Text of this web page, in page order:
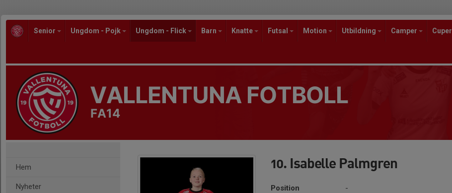
Senior Ungdom - Pojk Ungdom - Flick Barn Knatte Futsal Motion Utbildning Camper Cuper
VALLENTUNA FOTBOLL
FA14
Hem
Nyheter
10. Isabelle Palmgren
Position
-